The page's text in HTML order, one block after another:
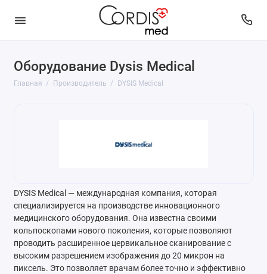
Оборудование Dysis Medical
Главная Производитель DYSIS Medical
DYSIS Medical — международная компания, которая
специализируется на производстве инновационного
медицинского оборудования. Она известна своими
кольпоскопами нового поколения, которые позволяют
проводить расширенное цервикальное сканирование с
высоким разрешением изображения до 20 микрон на
пиксель. Это позволяет врачам более точно и эффективно